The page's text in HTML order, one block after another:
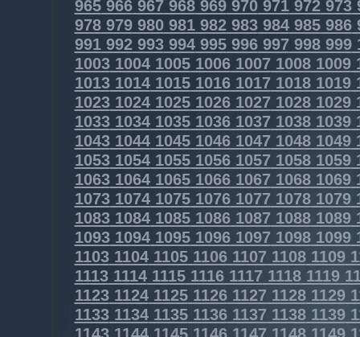
965966967968969970971972973
978979980981982983984985986
991992993994995996997998999
1003100410051006100710081009
1013101410151016101710181019
1023102410251026102710281029
1033103410351036103710381039
1043104410451046104710481049
1053105410551056105710581059
10631064106510661067 10681069
10731074107510761077 10781079
10831084108510861087 10881089
10931094109510961097 10981099
11031104110511061107 11081109
11131114111511161117 11181119
11231124112511261127 11281129
11331134113511361137 11381139